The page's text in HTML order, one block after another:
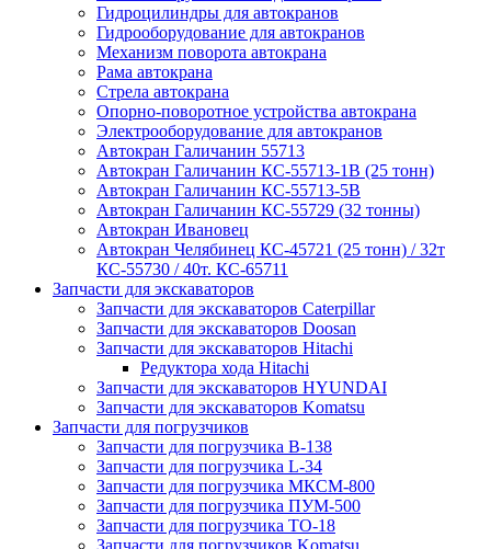
Гидроцилиндры для автокранов
Гидрооборудование для автокранов
Механизм поворота автокрана
Рама автокрана
Стрела автокрана
Опорно-поворотное устройства автокрана
Электрооборудование для автокранов
Автокран Галичанин 55713
Автокран Галичанин КС-55713-1В (25 тонн)
Автокран Галичанин КС-55713-5В
Автокран Галичанин КС-55729 (32 тонны)
Автокран Ивановец
Автокран Челябинец КС-45721 (25 тонн) / 32т
КС-55730 / 40т. КС-65711
Запчасти для экскаваторов
Запчасти для экскаваторов Caterpillar
Запчасти для экскаваторов Doosan
Запчасти для экскаваторов Hitachi
Редуктора хода Hitachi
Запчасти для экскаваторов HYUNDAI
Запчасти для экскаваторов Komatsu
Запчасти для погрузчиков
Запчасти для погрузчика B-138
Запчасти для погрузчика L-34
Запчасти для погрузчика МКСМ-800
Запчасти для погрузчика ПУМ-500
Запчасти для погрузчика ТО-18
Запчасти для погрузчиков Komatsu